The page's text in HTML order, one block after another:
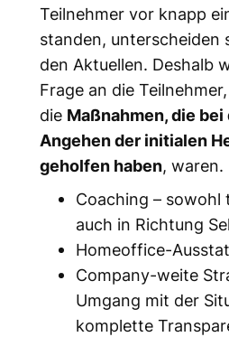
Teilnehmer vor knapp
standen, unterscheiden
den Aktuellen. Deshalb
Frage an die
die Maßnahmen, die
Angehen der initialen
geholfen haben, waren.
Coaching – sowohl
auch in Richtung
Homeoffice-
Company-weite
Umgang mit der
komplette